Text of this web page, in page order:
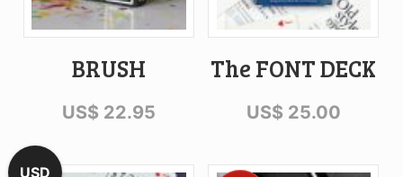
BRUSH
US$ 22.95
The FONT DECK
US$ 25.00
USD